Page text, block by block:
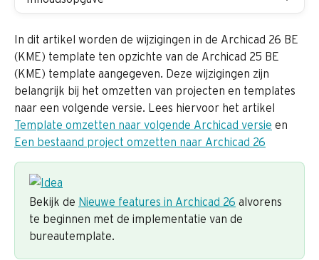
In dit artikel worden de wijzigingen in de Archicad 26 BE
(KME) template ten opzichte van de Archicad 25 BE
(KME) template aangegeven. Deze wijzigingen zijn
belangrijk bij het omzetten van projecten en templates
naar een volgende versie. Lees hiervoor het artikel
Template omzetten naar volgende Archicad versie en
Een bestaand project omzetten naar Archicad 26
Bekijk de Nieuwe features in Archicad 26 alvorens
te beginnen met de implementatie van de
bureautemplate.